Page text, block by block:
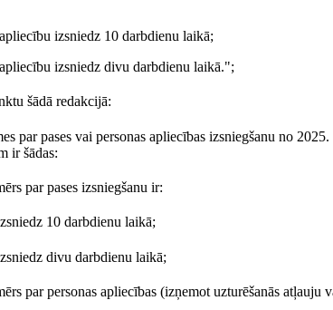
izsniedz 10 darbdienu laikā;
izsniedz divu darbdienu laikā.";
šādā redakcijā:
par pases vai personas apliecības izsniegšanu no
ir šādas:
par pases izsniegšanu ir:
10 darbdienu laikā;
divu darbdienu laikā;
par personas apliecības (izņemot uzturēšanās atļauju